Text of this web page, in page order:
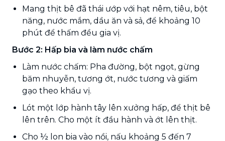
Mang thịt bê đã thái ướp với hạt nêm, tiêu, bột
năng, nước mắm, dầu ăn và sả, để khoảng 10
phút để thấm đều gia vị.
Bước 2: Hấp bia và làm nước chấm
Làm nước chấm: Pha đường, bột ngọt, gừng
băm nhuyễn, tương ớt, nước tương và giấm
gạo theo khẩu vị.
Lót một lớp hành tây lên xưởng hấp, để thịt bê
lên trên. Cho một ít đầu hành và ớt lên thịt.
Cho ½ lon bia vào nồi, nấu khoảng 5 đến 7